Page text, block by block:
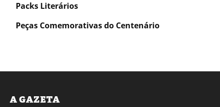
Packs Literários
Peças Comemorativas do Centenário
A GAZETA